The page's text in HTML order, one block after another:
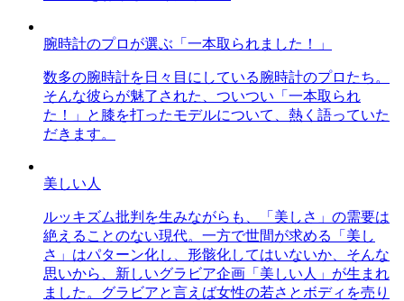
腕時計のプロが選ぶ「一本取られました！」
数多の腕時計を日々目にしている腕時計のプロたち。
そんな彼らが魅了された、ついつい「一本取られ
た！」と膝を打ったモデルについて、熱く語っていた
だきます。
美しい人
ルッキズム批判を生みながらも、「美しさ」の需要は
絶えることのない現代。一方で世間が求める「美し
さ」はパターン化し、形骸化してはいないか、そんな
思いから、新しいグラビア企画「美しい人」が生まれ
ました。グラビアと言えば女性の若さとボディを売り